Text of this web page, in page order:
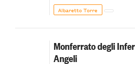
Albaretto Torre
Monferrato degli
Angeli